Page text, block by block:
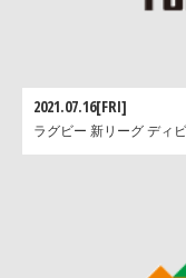
2021.07.16[FRI]
ラグビー 新リーグ ディ